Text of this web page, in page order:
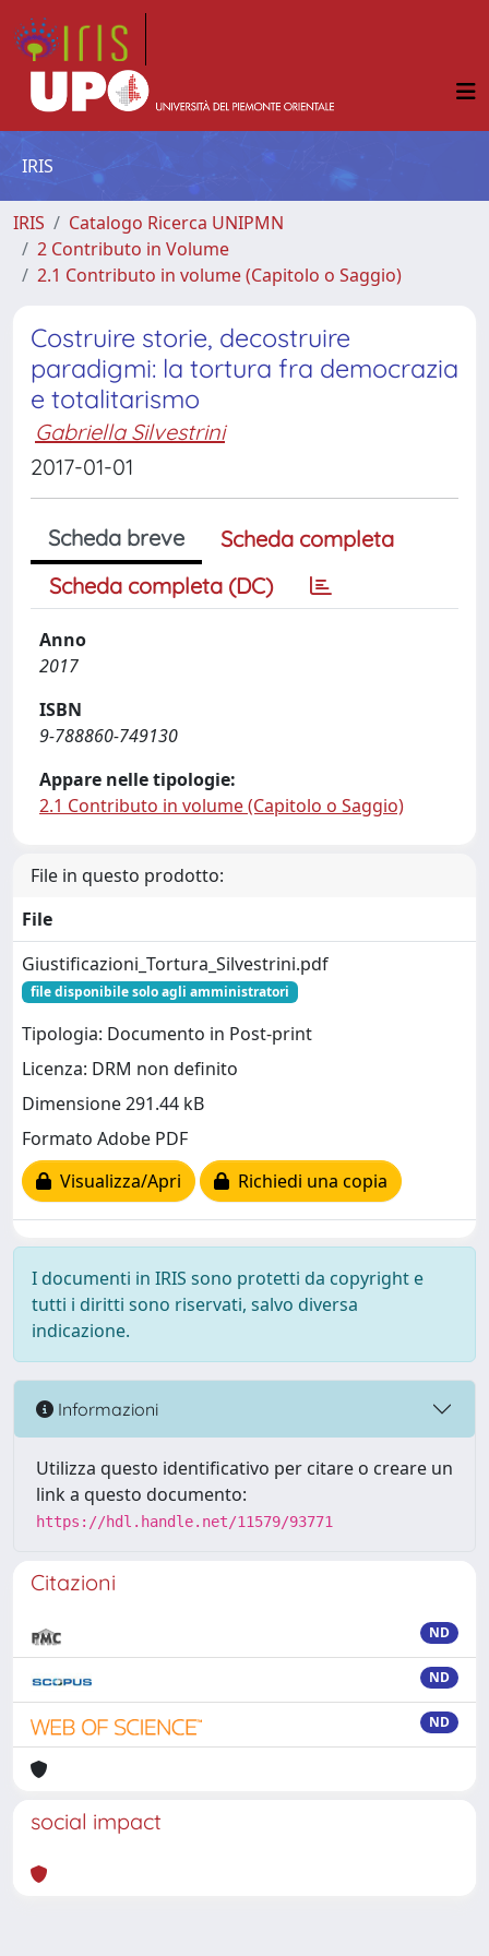
IRIS
IRIS
Catalogo Ricerca UNIPMN
2 Contributo in Volume
2.1 Contributo in volume (Capitolo o Saggio)
Costruire storie, decostruire
paradigmi: la tortura fra democrazia
e totalitarismo
Gabriella Silvestrini
2017-01-01
Scheda breve
Scheda completa
Scheda completa (DC)
Anno
2017
ISBN
9-788860-749130
Appare nelle tipologie:
2.1 Contributo in volume (Capitolo o Saggio)
File in questo prodotto:
File
Giustificazioni_Tortura_Silvestrini.pdf
file disponibile solo agli amministratori
Tipologia: Documento in Post-print
Licenza: DRM non definito
Dimensione 291.44 kB
Formato Adobe PDF
Visualizza/Apri
Richiedi una copia
I documenti in IRIS sono protetti da copyright e
tutti i diritti sono riservati, salvo diversa
indicazione.
Informazioni
Utilizza questo identificativo per citare o creare un
link a questo documento:
https://hdl.handle.net/11579/93771
Citazioni
ND
ND
ND
social impact